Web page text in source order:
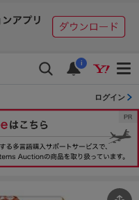
i
ログイン